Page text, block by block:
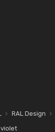
RAL Design
violet